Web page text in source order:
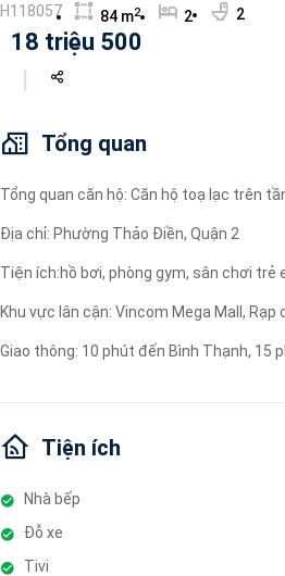
Máy lọc nước
Wi-fi
H118057 84 m2 2 2
18 triệu 500
Tổng quan
Tổng quan căn hộ: Căn hộ toạ lạc trên
Địa chỉ: Phường Thảo Điền, Quận 2
Tiện ích:hồ bơi, phòng gym, sân chơi trẻ
Khu vực lân cận: Vincom Mega Mall, Rạp
Giao thông: 10 phút đến Bình Thạnh, 15
Tiện ích
Nhà bếp
Đỗ xe
Tivi